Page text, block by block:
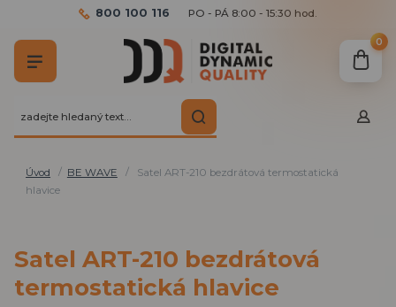
800 100 116 PO - PÁ 8:00 - 15:30 hod.
0
Úvod BE WAVE
Satel ART-210 bezdrátová termostatická
hlavice
Satel ART-210 bezdrátová
termostatická hlavice